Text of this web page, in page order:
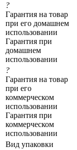
?
Гарантия на товар
при его домашнем
использовании
Гарантия при
домашнем
использовании
?
Гарантия на товар
при его
коммерческом
использовании
Гарантия при
коммерческом
использовании
Вид упаковки